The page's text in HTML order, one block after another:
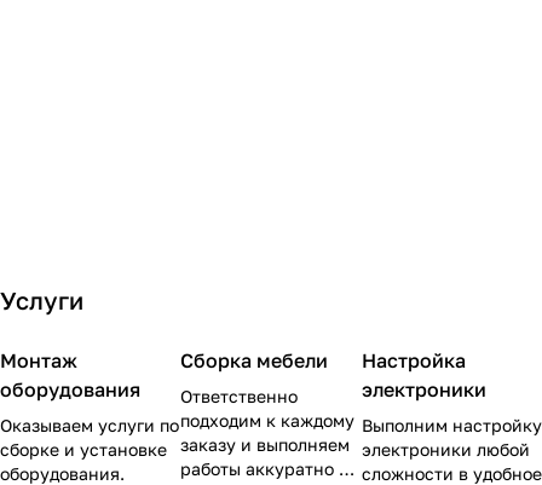
Услуги
Монтаж
оборудования
Оказываем услуги по
сборке и установке
оборудования.
Сборка мебели
Ответственно
подходим к каждому
заказу и выполняем
работы аккуратно и
Настройка
электроники
Выполним настройку
электроники любой
сложности в удобное